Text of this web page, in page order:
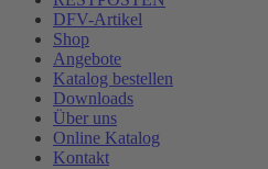
DFV-Artikel
Shop
Angebote
Katalog bestellen
Downloads
Über uns
Online Katalog
Kontakt